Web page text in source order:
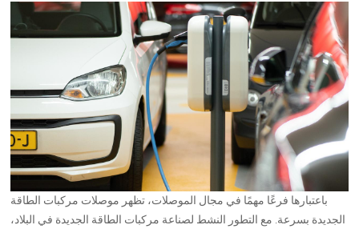
باعتبارها فرعًا مهمًا في مجال الموصلات، تظهر موصلات مركبات الطاقة
الجديدة بسرعة. مع التطور النشط لصناعة مركبات الطاقة الجديدة في البلاد،